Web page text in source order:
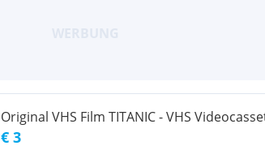
Original VHS Film TITANIC - VHS
€ 3